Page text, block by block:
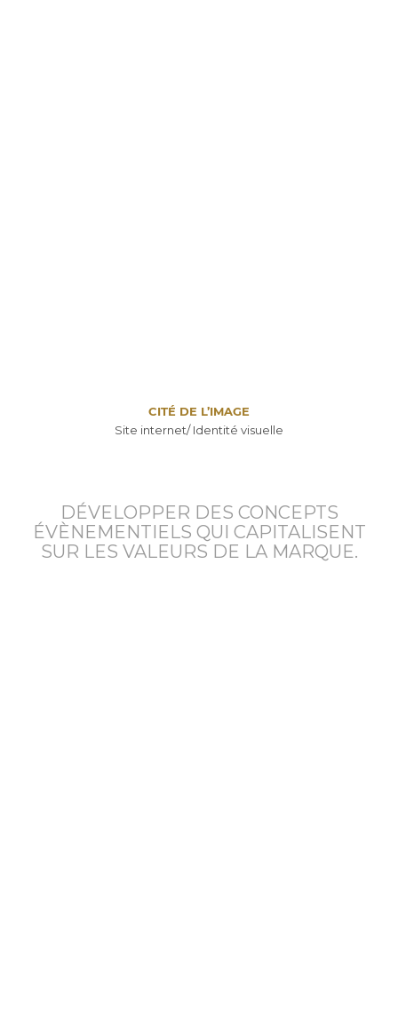
CITÉ DE L’IMAGE
Site internet/ Identité visuelle
DÉVELOPPER DES CONCEPTS
ÉVÈNEMENTIELS QUI CAPITALISENT
SUR LES VALEURS DE LA MARQUE.